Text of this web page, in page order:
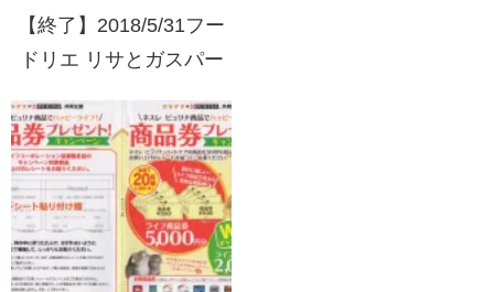
【終了】2018/5/31フー
ドリエ リサとガスパー
保存容器プレゼントキャ
ンペーン